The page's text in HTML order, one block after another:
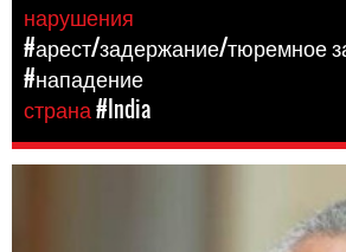
нарушения
#арест/задержание/тюремное
#нападение
страна#India